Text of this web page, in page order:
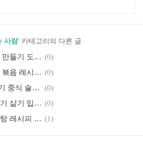
사람' 카테고리의 다른 글
집밥 반찬 도라지 튀김 만들기 도라지 효능 칼로리 알아보기 (0)
집밥 반찬 도라지 들깨 볶음 레시피 도라지 칼로리 보관 효능 정리 (0)
간편요리 간짜장 만들기 중식 술안주 요리 레시피
(0)
콩국수 만들기 콩 불리기 삶기 입맛없을때 시원한 국물 레시피 (0)
캠핑 요리 추천 닭볶음탕 레시피 캠핑 글램핑 국물 요리 베스트 술안주 (1)